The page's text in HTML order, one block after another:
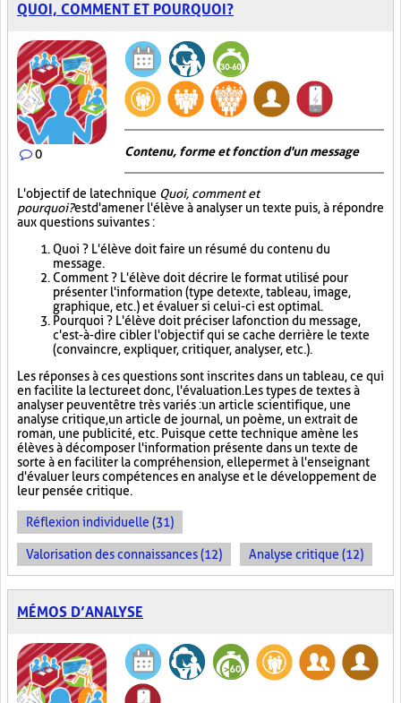
QUOI, COMMENT ET POURQUOI?
0 Contenu, forme et fonction d'un message
L'objectif de la technique Quoi, comment et
pourquoi?est d'amener l'élève à analyser un texte puis, à répondre
aux questions suivantes :
Quoi ? L'élève doit faire un résumé du contenu du
message.
Comment ? L'élève doit décrire le format utilisé pour
présenter l'information (type de texte, tableau, image,
graphique, etc.) et évaluer si celui-ci est optimal.
Pourquoi ? L'élève doit préciser la fonction du message,
c'est-à-dire cibler l'objectif qui se cache derrière le texte
(convaincre, expliquer, critiquer, analyser, etc.).
Les réponses à ces questions sont inscrites dans un tableau, ce qui
en facilite la lecture et donc, l'évaluation. Les types de textes à
analyser peuvent être très variés : un article scientifique, une
analyse critique, un article de journal, un poème, un extrait de
roman, une publicité, etc. Puisque cette technique amène les
élèves à décomposer l'information présente dans un texte de
sorte à en faciliter la compréhension, elle permet à l'enseignant
d'évaluer leurs compétences en analyse et le développement de
leur pensée critique.
Réflexion individuelle (31)
Valorisation des connaissances (12) Analyse critique (12)
MÉMOS D’ANALYSE